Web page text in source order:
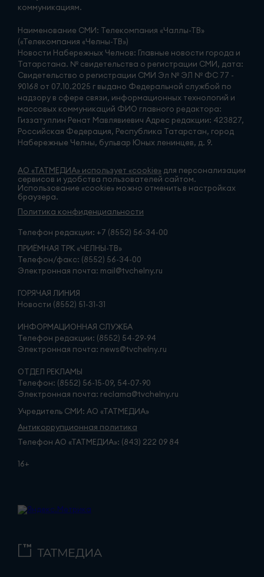
коммуникациям.
Наименование СМИ: Телекомпания «Чаллы-ТВ»
(«Телекомпания «Челны-ТВ»)
Новости Набережных Челнов: Главные новости города и
Татарстана. № свидетельства о регистрации СМИ, дата:
Свидетельство о регистрации СМИ Эл № ЭЛ № ФС 77 -
90168 от 07.10.2025 г выдано Федеральной службой по
надзору в сфере связи, информационных технологий и
массовых коммуникаций ФИО главного редактора:
Гиззатуллин Ренат Мавлявиевич Адрес редакции: 423827,
Российская Федерация, Республика Татарстан, город
Набережные Челны, бульвар Юных ленинцев, д. 9.
АО «ТАТМЕДИА» использует «cookie» для персонализации
сервисов и удобства пользователей сайтом.
Использование «cookie» можно отменить в настройках
браузера.
Политика конфиденциальности
Телефон редакции: +7 (8552) 56-34-00
ПРИЁМНАЯ ТРК «ЧЕЛНЫ-ТВ»
Телефон/факс: (8552) 56-34-00
Электронная почта: mail@tvchelny.ru
ГОРЯЧАЯ ЛИНИЯ
Новости (8552) 51-31-31
ИНФОРМАЦИОННАЯ СЛУЖБА
Телефон редакции: (8552) 54-29-94
Электронная почта: news@tvchelny.ru
ОТДЕЛ РЕКЛАМЫ
Телефон: (8552) 56-15-09, 54-07-90
Электронная почта: reclama@tvchelny.ru
Учредитель СМИ: АО «ТАТМЕДИА»
Антикоррупционная политика
Телефон АО «ТАТМЕДИА»: (843) 222 09 84
16+